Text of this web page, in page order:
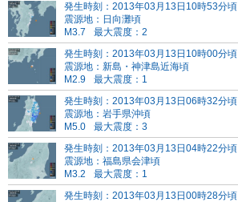
発生時刻：2013年03月13日10時53分頃
震源地：日向灘頃
M3.7
最大震度：2
発生時刻：2013年03月13日10時00分頃
震源地：新島・神津島近海頃
M2.9
最大震度：1
発生時刻：2013年03月13日06時32分頃
震源地：岩手県沖頃
M5.0
最大震度：3
発生時刻：2013年03月13日04時22分頃
震源地：福島県会津頃
M3.2
最大震度：1
発生時刻：2013年03月13日00時28分頃